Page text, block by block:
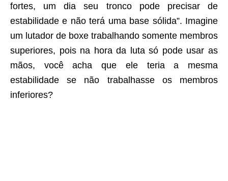
fortes, um dia seu tronco pode precisar de
estabilidade e não terá uma base sólida”. Imagine
um lutador de boxe trabalhando somente membros
superiores, pois na hora da luta só pode usar as
mãos, você acha que ele teria a mesma
estabilidade se não trabalhasse os membros
inferiores?